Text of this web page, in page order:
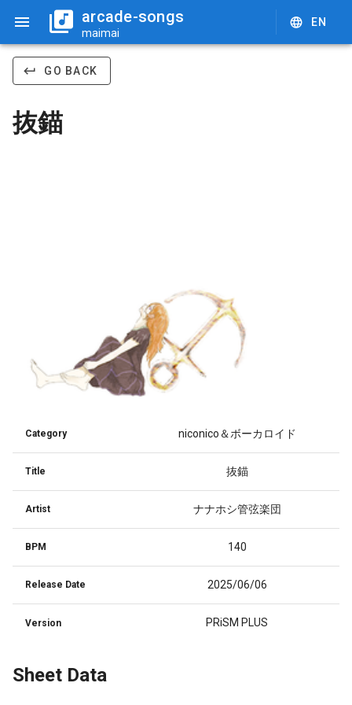
arcade-songs
maimai
EN
GO BACK
抜錨
Category niconico＆ボーカロイド
Title 抜錨
Artist ナナホシ管弦楽団
BPM 140
Release Date 2025/06/06
Version PRiSM PLUS
Sheet Data